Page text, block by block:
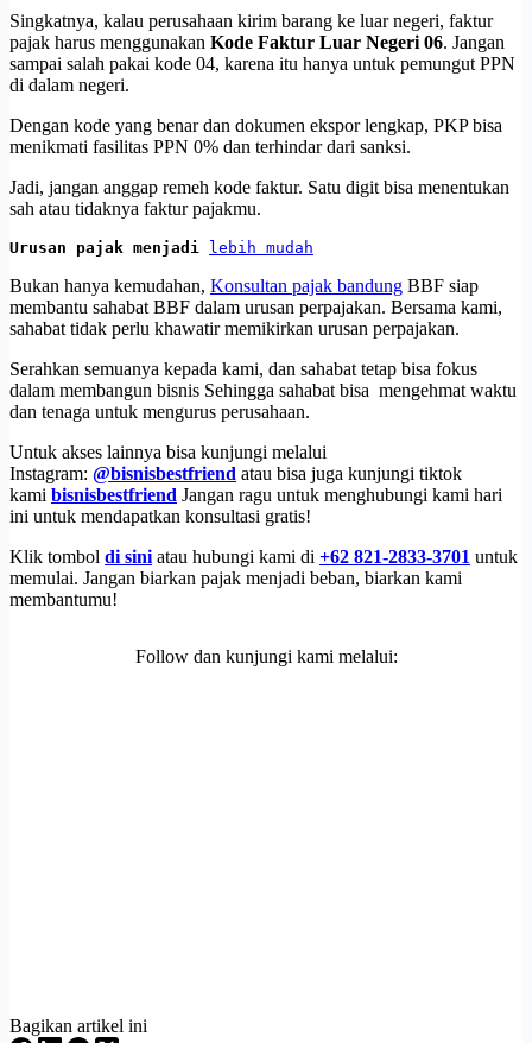
Singkatnya, kalau perusahaan kirim barang ke luar negeri, faktur
pajak harus menggunakan Kode Faktur Luar Negeri 06. Jangan
sampai salah pakai kode 04, karena itu hanya untuk pemungut PPN
di dalam negeri.
Dengan kode yang benar dan dokumen ekspor lengkap, PKP bisa
menikmati fasilitas PPN 0% dan terhindar dari sanksi.
Jadi, jangan anggap remeh kode faktur. Satu digit bisa menentukan
sah atau tidaknya faktur pajakmu.
Urusan pajak menjadi lebih mudah
Bukan hanya kemudahan, Konsultan pajak bandung BBF siap
membantu sahabat BBF dalam urusan perpajakan. Bersama kami,
sahabat tidak perlu khawatir memikirkan urusan perpajakan.
Serahkan semuanya kepada kami, dan sahabat tetap bisa fokus
dalam membangun bisnis Sehingga sahabat bisa mengehmat waktu
dan tenaga untuk mengurus perusahaan.
Untuk akses lainnya bisa kunjungi melalui
Instagram: @bisnisbestfriend atau bisa juga kunjungi tiktok
kami bisnisbestfriend Jangan ragu untuk menghubungi kami hari
ini untuk mendapatkan konsultasi gratis!
Klik tombol di sini atau hubungi kami di +62 821-2833-3701 untuk
memulai. Jangan biarkan pajak menjadi beban, biarkan kami
membantumu!
Follow dan kunjungi kami melalui:
Bagikan artikel ini